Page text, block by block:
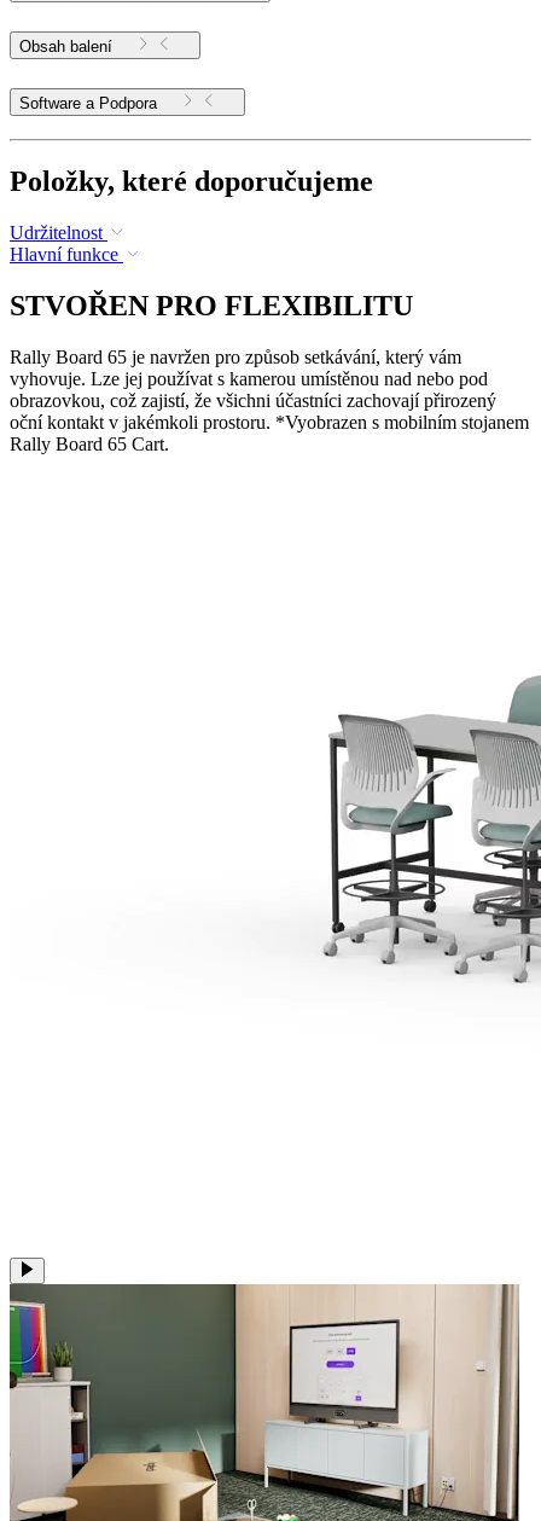
Obsah balení
Software a Podpora
Položky, které doporučujeme
Udržitelnost
Hlavní funkce
STVOŘEN PRO FLEXIBILITU
Rally Board 65 je navržen pro způsob setkávání, který vám
vyhovuje. Lze jej používat s kamerou umístěnou nad nebo pod
obrazovkou, což zajistí, že všichni účastníci zachovají přirozený
oční kontakt v jakémkoli prostoru. *Vyobrazen s mobilním stojanem
Rally Board 65 Cart.